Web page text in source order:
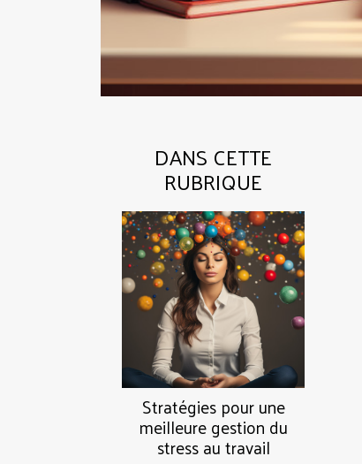
DANS CETTE
RUBRIQUE
Stratégies pour une
meilleure gestion du
stress au travail